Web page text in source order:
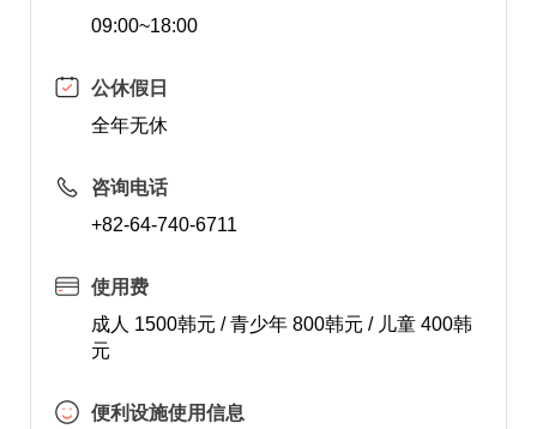
09:00~18:00
公休假日
全年无休
咨询电话
+82-64-740-6711
使用费
成人 1500韩元 / 青少年 800韩元 / 儿童 400韩
元
便利设施使用信息